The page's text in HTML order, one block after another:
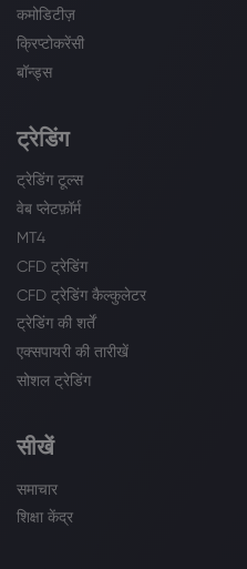
कमोडिटीज़
क्रिप्टोकरेंसी
बॉन्ड्स
ट्रेडिंग
ट्रेडिंग टूल्स
वेब प्लेटफ़ॉर्म
MT4
CFD ट्रेडिंग
CFD ट्रेडिंग कैल्कुलेटर
ट्रेडिंग की शर्तें
एक्सपायरी की तारीखें
सोशल ट्रेडिंग
सीखें
समाचार
शिक्षा केंद्र